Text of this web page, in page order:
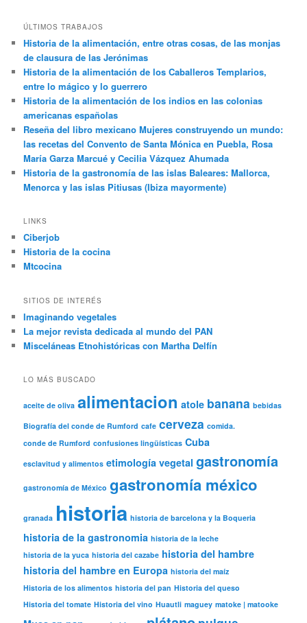
ÚLTIMOS TRABAJOS
Historia de la alimentación, entre otras cosas, de las monjas
de clausura de las Jerónimas
Historia de la alimentación de los Caballeros Templarios,
entre lo mágico y lo guerrero
Historia de la alimentación de los indios en las colonias
americanas españolas
Reseña del libro mexicano Mujeres construyendo un mundo:
las recetas del Convento de Santa Mónica en Puebla, Rosa
María Garza Marcué y Cecilia Vázquez Ahumada
Historia de la gastronomía de las islas Baleares: Mallorca,
Menorca y las islas Pitiusas (Ibiza mayormente)
LINKS
Ciberjob
Historia de la cocina
Mtcocina
SITIOS DE INTERÉS
Imaginando vegetales
La mejor revista dedicada al mundo del PAN
Misceláneas Etnohistóricas con Martha Delfín
LO MÁS BUSCADO
aceite de oliva alimentacion atole banana bebidas
Biografía del conde de Rumford cafe cerveza comida.
conde de Rumford confusiones lingüísticas Cuba
esclavitud y alimentos etimología vegetal gastronomía
gastronomía de México gastronomía méxico
granada historia historia de barcelona y la Boqueria
historia de la gastronomia historia de la leche
historia de la yuca historia del cazabe historia del hambre
historia del hambre en Europa historia del maíz
Historia de los alimentos historia del pan Historia del queso
Historia del tomate Historia del vino Huautli maguey matoke | matooke